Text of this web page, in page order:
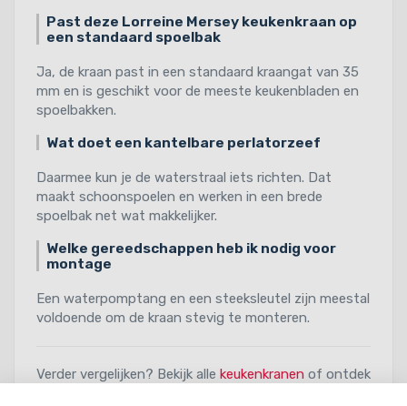
Past deze Lorreine Mersey keukenkraan op
een standaard spoelbak
Ja, de kraan past in een standaard kraangat van 35
mm en is geschikt voor de meeste keukenbladen en
spoelbakken.
Wat doet een kantelbare perlatorzeef
Daarmee kun je de waterstraal iets richten. Dat
maakt schoonspoelen en werken in een brede
spoelbak net wat makkelijker.
Welke gereedschappen heb ik nodig voor
montage
Een waterpomptang en een steeksleutel zijn meestal
voldoende om de kraan stevig te monteren.
Verder vergelijken? Bekijk alle keukenkranen of ontdek